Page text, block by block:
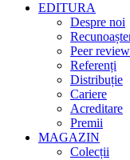
EDITURA
Despre noi
Peer review
Referenți
Distribuție
Cariere
Acreditare
Premii
MAGAZIN
Colecții